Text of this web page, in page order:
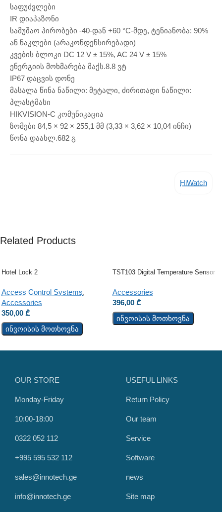
საფუძვლები
IR დიაპაზონი
სამუშაო პირობები -40-დან +60 °C-მდე, ტენიანობა: 90%
ან ნაკლები (არაკონდენსირებადი)
კვების ბლოკი DC 12 V ± 15%, AC 24 V ± 15%
ენერგიის მოხმარება მაქს.8.8 ვტ
IP67 დაცვის დონე
მასალა წინა ნაწილი: მეტალი, ძირითადი ნაწილი:
პლასტმასი
HIKVISION-C კომუნიკაცია
ზომები 84,5 × 92 × 255,1 მმ (3,33 × 3,62 × 10,04 ინჩი)
წონა დაახლ.682 გ
HiWatch
Related Products
Hotel Lock 2
Access Control Systems,
Accessories
350,00 ₾
ინვოისის მოთხოვნა
TST103 Digital Temperature Sensor
Accessories
396,00 ₾
ინვოისის მოთხოვნა
OUR STORE
Monday-Friday
10:00-18:00
0322 052 112
+995 595 532 112
sales@innotech.ge
info@innotech.ge
USEFUL LINKS
Return Policy
Our team
Service
Software
news
Site map